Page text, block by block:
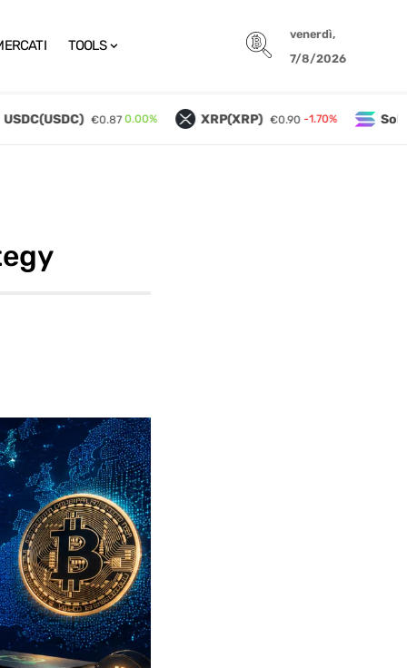
TOOLS
venerdì,
7/8/2026
€0.87 0.00% XRP(XRP) €0.90 -1.70%